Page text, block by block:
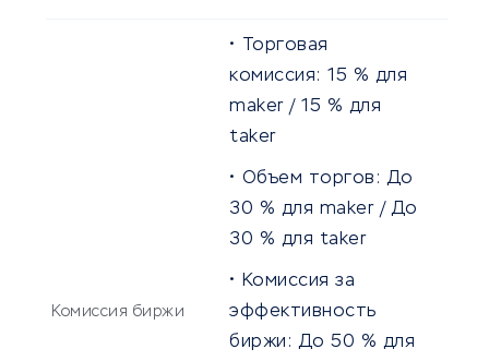
Комиссия биржи
Торговая
комиссия: 15 % для
maker / 15 % для
taker
Объем торгов:До
30 % для maker /До
30 % для taker
Комиссия за
эффективность
биржи:До 50 % для